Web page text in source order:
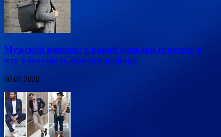
Мужской рюкзак: с какой одеждой сочетать и
что учитывать при его выборе
30.07.2020